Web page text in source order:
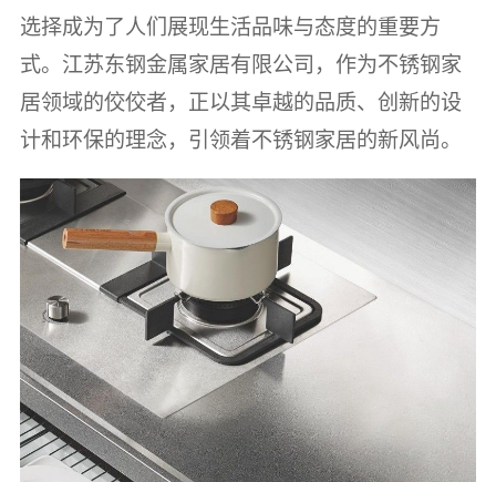
选择成为了人们展现生活品味与态度的重要方
式。江苏东钢金属家居有限公司，作为不锈钢家
居领域的佼佼者，正以其卓越的品质、创新的设
计和环保的理念，引领着不锈钢家居的新风尚。